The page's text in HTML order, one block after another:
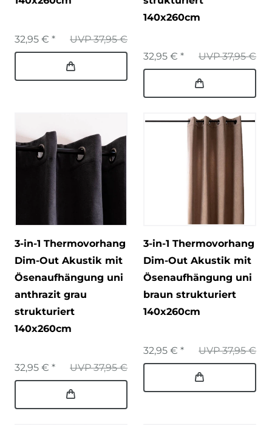
UVP 37,95 €
32,95 € *
140x260cm
UVP 37,95 €
32,95 € *
3-in-1 Thermovorhang
Dim-Out Akustik mit
Ösenaufhängung uni
anthrazit grau
strukturiert
140x260cm
UVP 37,95 €
32,95 € *
3-in-1 Thermovorhang
Dim-Out Akustik mit
Ösenaufhängung uni
braun strukturiert
140x260cm
UVP 37,95 €
32,95 € *